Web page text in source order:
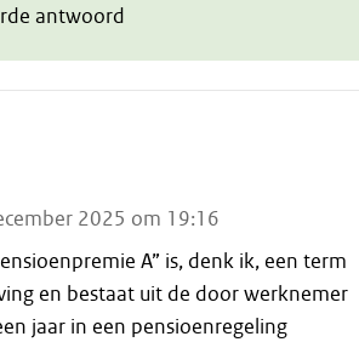
antwoord
2025 om 19:16
A” is, denk ik, een term
en bestaat uit de door werknemer
jaar in een pensioenregeling